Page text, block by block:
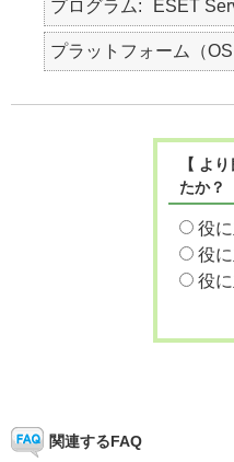
プログラム ESET
プラットフォーム（OS
【 よ
たか？
役
役
役
関連するFAQ